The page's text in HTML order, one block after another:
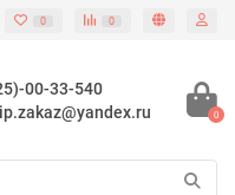
0 0
00-33-540
0